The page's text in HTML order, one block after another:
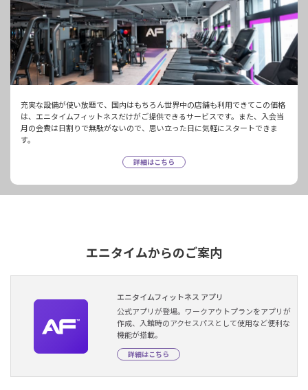
充実な設備が使い放題で、国内はもちろん世界中の店舗も利用できてこの価格
は、エニタイムフィットネスだけがご提供できるサービスです。また、入会当
月の会費は日割りで無駄がないので、思い立った日に気軽にスタートできま
す。
詳細はこちら
エニタイムからのご案内
エニタイムフィットネス アプリ
公式アプリが登場。ワークアウトプランをアプリが
作成、入館時のアクセスパスとして使用など便利な
機能が搭載。
詳細はこちら